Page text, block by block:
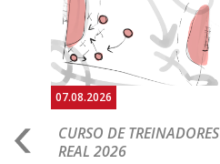
07.08.2026
CURSO DE
REAL 2026